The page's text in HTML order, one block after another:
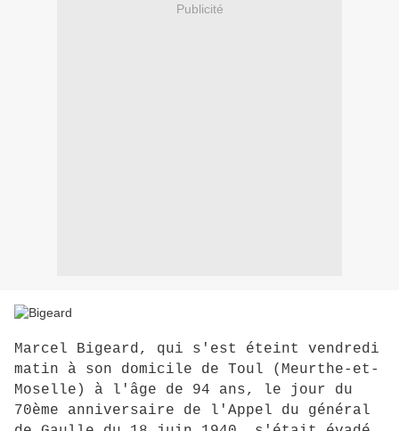
Publicité
Marcel Bigeard, qui s'est éteint vendredi
matin à son domicile de Toul (Meurthe-et-
Moselle) à l'âge de 94 ans, le jour du
70ème anniversaire de l'Appel du général